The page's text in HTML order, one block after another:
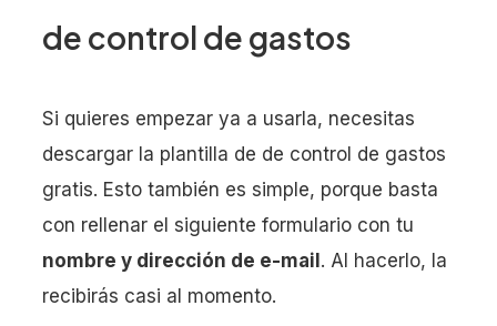
de control de gastos
Si quieres empezar ya a usarla, necesitas
descargar la plantilla de de control de gastos
gratis. Esto también es simple, porque basta
con rellenar el siguiente formulario con tu
nombre y dirección de e-mail . Al hacerlo, la
recibirás casi al momento.